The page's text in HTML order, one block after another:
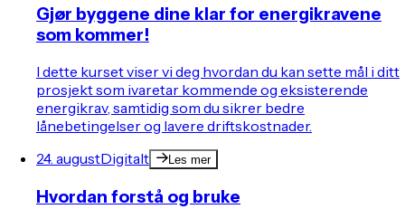
Gjør byggene dine klar for energikravene
som kommer!
I dette kurset viser vi deg hvordan du kan sette mål i ditt
prosjekt som ivaretar kommende og eksisterende
energikrav, samtidig som du sikrer bedre
lånebetingelser og lavere driftskostnader.
24. augustDigitalt Les mer
Hvordan forstå og bruke